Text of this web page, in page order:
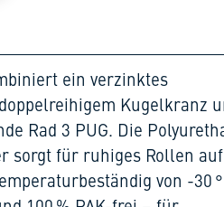
ein verzinktes
Kugelkranz
Rad 3 PUG. Die
sorgt für ruhiges Rollen auf
von -30